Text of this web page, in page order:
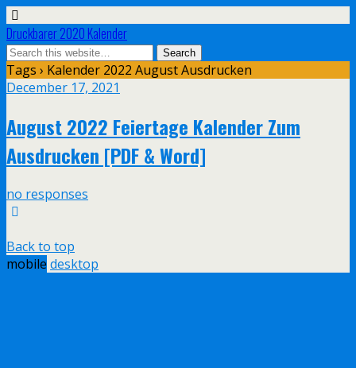
Druckbarer 2020 Kalender
Tags › Kalender 2022 August Ausdrucken
December 17, 2021
August 2022 Feiertage Kalender Zum
Ausdrucken [PDF & Word]
no responses
Back to top
mobile desktop